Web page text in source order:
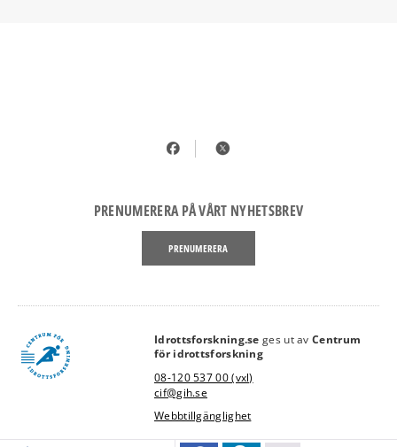
PRENUMERERA PÅ VÅRT NYHETSBREV
PRENUMERERA
link Idrottsforskning.se ges ut avCentrum
för idrottsforskning
08-120 537 00 (vxl)
cif@gih.se
Webbtillgänglighet